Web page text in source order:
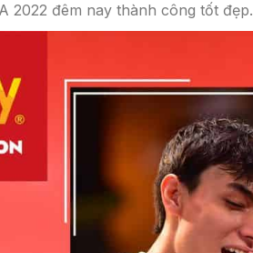
2022 đêm nay thành công tốt đẹp.